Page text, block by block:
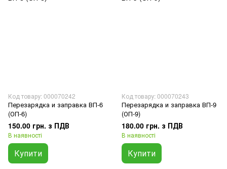
Код товару: 000070242
Перезарядка и заправка ВП-6
(ОП-6)
150.00 грн. з ПДВ
В наявності
Купити
Код товару: 000070243
Перезарядка и заправка ВП-9
(ОП-9)
180.00 грн. з ПДВ
В наявності
Купити